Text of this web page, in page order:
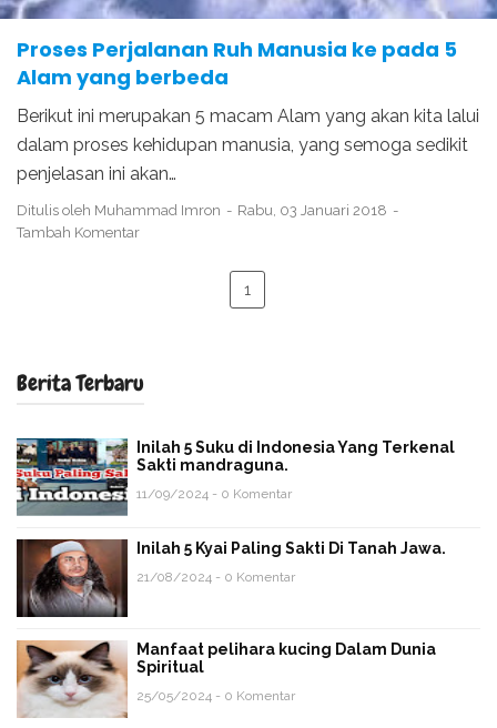
Proses Perjalanan Ruh Manusia ke pada 5
Alam yang berbeda
Berikut ini merupakan 5 macam Alam yang akan kita lalui
dalam proses kehidupan manusia, yang semoga sedikit
penjelasan ini akan…
Ditulis oleh Muhammad Imron
Rabu, 03 Januari 2018
Tambah Komentar
1
Berita Terbaru
Inilah 5 Suku di Indonesia Yang Terkenal
Sakti mandraguna.
11/09/2024 - 0 Komentar
Inilah 5 Kyai Paling Sakti Di Tanah Jawa.
21/08/2024 - 0 Komentar
Manfaat pelihara kucing Dalam Dunia
Spiritual
25/05/2024 - 0 Komentar